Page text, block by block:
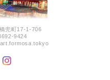
兜町17-1-706
9424